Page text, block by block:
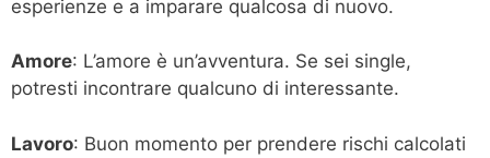
esperienze e a imparare qualcosa di nuovo.
Amore: L’amore è un’avventura. Se sei single,
potresti incontrare qualcuno di interessante.
Lavoro: Buon momento per prendere rischi calcolati